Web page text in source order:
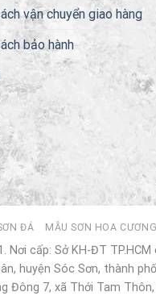
vận chuyển giao hàng
bảo hành
ĐÁ MẪU SƠN HOA CƯƠNG
Nơi cấp: Sở KH-ĐT
huyện Sóc Sơn, thành
Đông 7, xã Thới Tam